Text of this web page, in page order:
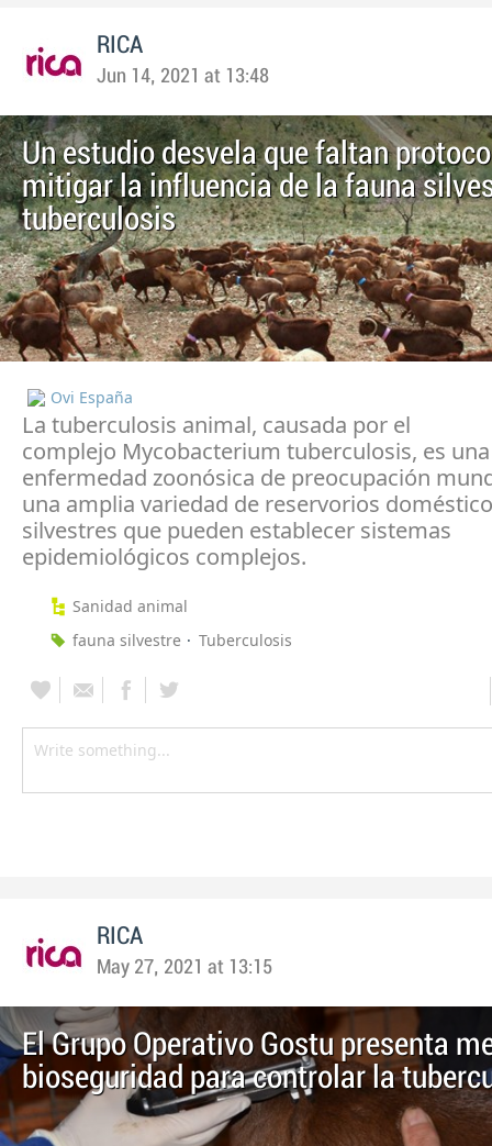
RICA
Jun 14, 2021 at 13:48
Un estudio desvela que faltan
mitigar la influencia de la fauna
tuberculosis
Ovi España
La tuberculosis animal, causada por el
complejo Mycobacterium tuberculosis, es una
enfermedad zoonósica de preocupación
una amplia variedad de reservorios
silvestres que pueden establecer sistemas
epidemiológicos complejos.
Sanidad animal
fauna silvestre
Tuberculosis
RICA
May 27, 2021 at 13:15
El Grupo Operativo Gostu presenta
bioseguridad para controlar la